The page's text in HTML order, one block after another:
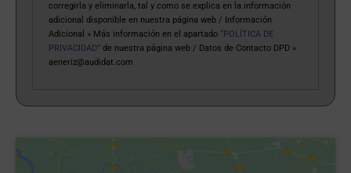
corregirla y eliminarla, tal y como se explica en la información
adicional disponible en nuestra página web / Información
Adicional » Más información en el apartado “POLÍTICA DE
PRIVACIDAD” de nuestra página web / Datos de Contacto DPD »
aeneriz@audidat.com